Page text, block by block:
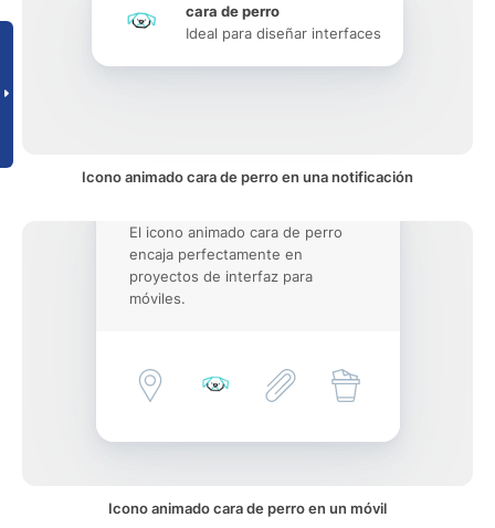
cara de perro
Ideal para diseñar interfaces
Icono animado cara de perro en una notificación
El icono animado cara de perro
encaja perfectamente en
proyectos de interfaz para
móviles.
Icono animado cara de perro en un móvil